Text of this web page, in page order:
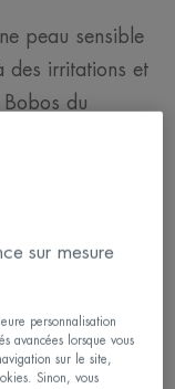
peau sensible
des irritations et
Bobos du
produits mal
altèrent
:
sur mesure
personnalisation
avancées lorsque vous
sur le site,
Sinon, vous